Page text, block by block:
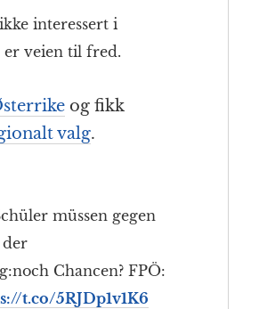
interessert i
veien til fred.
og fikk
valg.
müssen gegen
der
Chancen? FPÖ:
t.co/5RJDp1v1K6